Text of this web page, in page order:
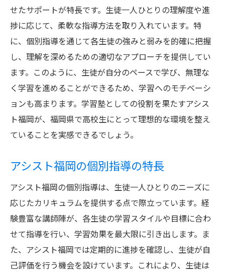
せたサポートが特長です。生徒一人ひとりの理解度や進
捗に応じて、柔軟な指導方法を取り入れています。特
に、個別指導を通じて各生徒の強みと弱みを的確に把握
し、理解を深めるための適切なアプローチを提供してい
ます。このように、生徒が自分のペースで学び、無理な
く学習を進めることができるため、学習へのモチベーシ
ョンも高まります。学習塾としての役割を果たすアシス
ト福岡が、福岡県で高校生にとって理想的な環境を整え
ていることを実感できるでしょう。
アシスト福岡の個別指導の特長
アシスト福岡の個別指導は、生徒一人ひとりのニーズに
応じたカリキュラムを提供する点で際立っています。経
験豊富な講師陣が、各生徒の学習スタイルや目標に合わ
せて指導を行い、学習効果を最大限に引き出します。ま
た、アシスト福岡では定期的に進捗を確認し、生徒が自
己評価を行う機会を設けています。これにより、生徒は